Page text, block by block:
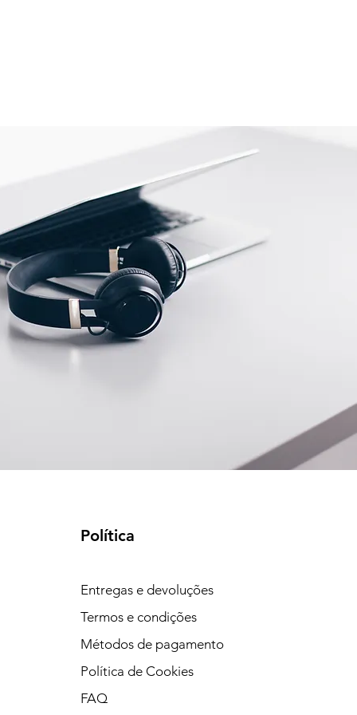
Política
Entregas e devoluções
Termos e condições
Métodos de pagamento
Política de Cookies
FAQ